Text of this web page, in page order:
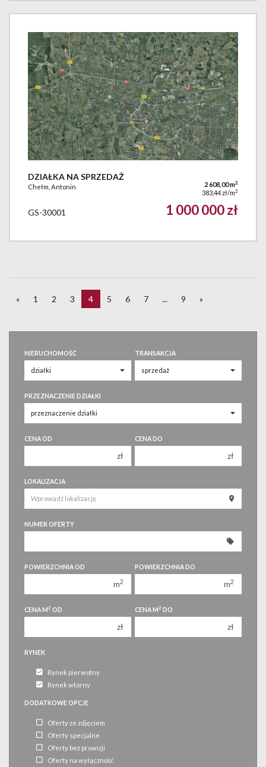
DZIAŁKA NA SPRZEDAŻ
Chełm, Antonin 2 608,00 m2
383,44 zł/m2
GS-30001 1 000 000 zł
« 1 2 3 4 5 6 7 ... 9 »
NIERUCHOMOŚĆ TRANSAKCJA
PRZEZNACZENIE DZIAŁKI
CENA OD
zł
200 000 zł
250 000 zł
300 000 zł
CENA DO
zł
200 000 zł
250 000 zł
LOKALIZACJA
NUMER OFERTY
POWIERZCHNIA OD
m2
POWIERZCHNIA DO
m2
CENA M2 OD
zł
CENA M2 DO
zł
RYNEK
Rynek pierwotny
Rynek wtórny
DODATKOWE OPCJE
Oferty ze zdjęciem
Oferty specjalne
Oferty bez prowizji
Oferty na wyłączność